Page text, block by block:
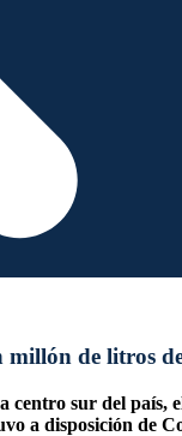
de litros
centro sur del
a disposición